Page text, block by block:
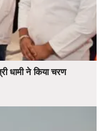
धामी ने किया चरण